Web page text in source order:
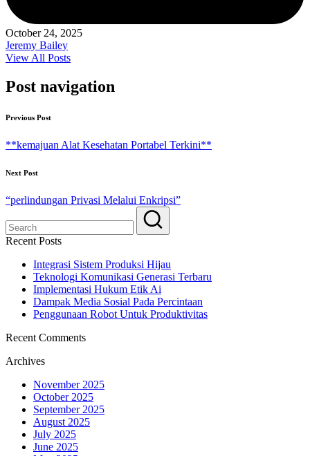
October 24, 2025
Jeremy Bailey
View All Posts
Post navigation
Previous Post
**kemajuan Alat Kesehatan Portabel Terkini**
Next Post
“perlindungan Privasi Melalui Enkripsi”
Recent Posts
Integrasi Sistem Produksi Hijau
Teknologi Komunikasi Generasi Terbaru
Implementasi Hukum Etik Ai
Dampak Media Sosial Pada Percintaan
Penggunaan Robot Untuk Produktivitas
Recent Comments
Archives
November 2025
October 2025
September 2025
August 2025
July 2025
June 2025